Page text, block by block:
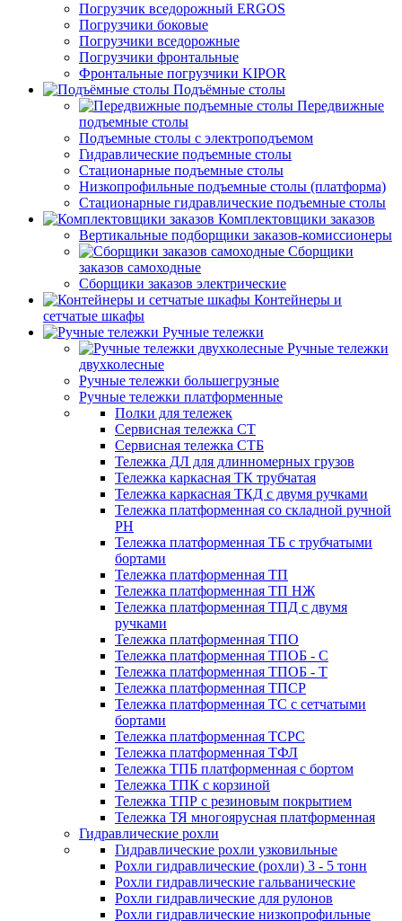
Погрузчик вседорожный ERGOS
Погрузчики боковые
Погрузчики вседорожные
Погрузчики фронтальные
Фронтальные погрузчики KIPOR
Подъёмные столы
Передвижные
подъемные столы
Подъемные столы с электроподъемом
Гидравлические подъемные столы
Стационарные подъемные столы
Низкопрофильные подъемные столы (платформа)
Стационарные гидравлические подъемные столы
Комплектовщики заказов
Вертикальные подборщики заказов-комиссионеры
Сборщики
заказов самоходные
Сборщики заказов электрические
Контейнеры и
сетчатые шкафы
Ручные тележки
Ручные тележки
двухколесные
Ручные тележки большегрузные
Ручные тележки платформенные
Полки для тележек
Сервисная тележка СТ
Сервисная тележка СТБ
Тележка ДЛ для длинномерных грузов
Тележка каркасная ТК трубчатая
Тележка каркасная ТКД с двумя ручками
Тележка платформенная со складной ручной
PH
Тележка платформенная ТБ с трубчатыми
бортами
Тележка платформенная ТП
Тележка платформенная ТП НЖ
Тележка платформенная ТПД с двумя
ручками
Тележка платформенная ТПО
Тележка платформенная ТПОБ - С
Тележка платформенная ТПОБ - Т
Тележка платформенная ТПСР
Тележка платформенная ТС с сетчатыми
бортами
Тележка платформенная ТСРС
Тележка платформенная ТФЛ
Тележка ТПБ платформенная с бортом
Тележка ТПК с корзиной
Тележка ТПР с резиновым покрытием
Тележка ТЯ многоярусная платформенная
Гидравлические рохли
Гидравлические рохли узковильные
Рохли гидравлические (рохли) 3 - 5 тонн
Рохли гидравлические гальванические
Рохли гидравлические для рулонов
Рохли гидравлические низкопрофильные